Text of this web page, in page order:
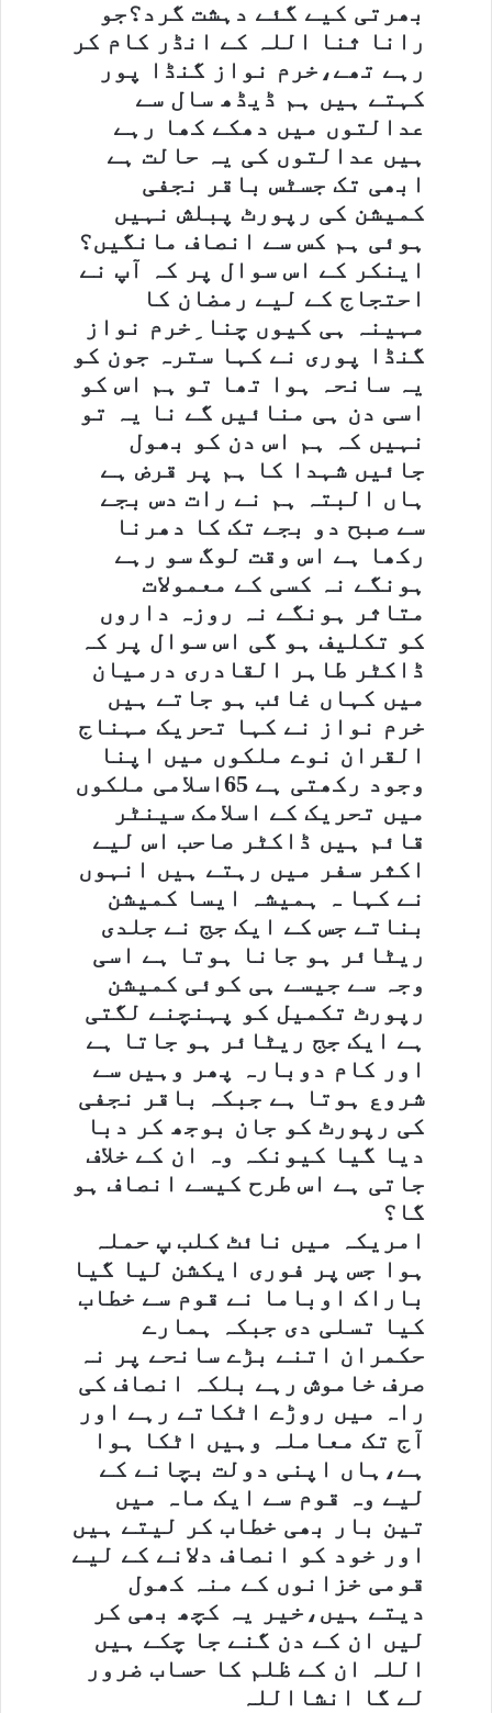
بھرتی کیے گئے دہشت گرد؟جو
رانا ثنا اللہ کے انڈر کام کر
رہے تھے،خرم نواز گنڈا پور
کہتے ہیں ہم ڈیڈھ سال سے
عدالتوں میں دھکے کھا رہے
ہیں عدالتوں کی یہ حالت ہے
ابھی تک جسٹس باقر نجفی
کمیشن کی رپورٹ پبلش نہیں
ہوئی ہم کس سے انصاف مانگیں؟
اینکر کے اس سوال پر کہ آپ نے
احتجاج کے لیے رمضان کا
مہینہ ہی کیوں چنا ِخرم نواز
گنڈا پوری نے کہا سترہ جون کو
یہ سانحہ ہوا تھا تو ہم اس کو
اسی دن ہی منائیں گے نا یہ تو
نہیں کہ ہم اس دن کو بھول
جائیں شہدا کا ہم پر قرض ہے
ہاں البتہ ہم نے رات دس بجے
سے صبح دو بجے تک کا دھرنا
رکھا ہے اس وقت لوگ سو رہے
ہونگے نہ کسی کے معمولات
متاثر ہونگے نہ روزہ داروں
کو تکلیف ہو گی اس سوال پر کہ
ڈاکٹر طاہر القادری درمیان
میں کہاں غائب ہو جاتے ہیں
خرم نواز نے کہا تحریک مہناج
القران نوے ملکوں میں اپنا
وجود رکھتی ہے 65اسلامی ملکوں
میں تحریک کے اسلامک سینٹر
قائم ہیں ڈاکٹر صاحب اس لیے
اکثر سفر میں رہتے ہیں انہوں
نے کہا ہ ہمیشہ ایسا کمیشن
بناتے جس کے ایک جج نے جلدی
ریٹائر ہو جانا ہوتا ہے اسی
وجہ سے جیسے ہی کوئی کمیشن
رپورٹ تکمیل کو پہنچنے لگتی
ہے ایک جج ریٹائر ہو جاتا ہے
اور کام دوبارہ پھر وہیں سے
شروع ہوتا ہے جبکہ باقر نجفی
کی رپورٹ کو جان بوجھ کر دبا
دیا گیا کیونکہ وہ ان کے خلاف
جاتی ہے اس طرح کیسے انصاف ہو
گا؟
امریکہ میں نائٹ کلب پ حملہ
ہوا جس پر فوری ایکشن لیا گیا
باراک اوباما نے قوم سے خطاب
کیا تسلی دی جبکہ ہمارے
حکمران اتنے بڑے سانحے پر نہ
صرف خاموش رہے بلکہ انصاف کی
راہ میں روڑے اٹکاتے رہے اور
آج تک معاملہ وہیں اٹکا ہوا
ہے،ہاں اپنی دولت بچانے کے
لیے وہ قوم سے ایک ماہ میں
تین بار بھی خطاب کر لیتے ہیں
اور خود کو انصاف دلانے کے لیے
قومی خزانوں کے منہ کھول
دیتے ہیں،خیر یہ کچھ بھی کر
لیں ان کے دن گنے جا چکے ہیں
اللہ ان کے ظلم کا حساب ضرور
لے گا انشااللہ